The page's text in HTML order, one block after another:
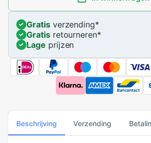
Gratisverzending*
Gratisretourneren*
Lage prijzen
Beschrijving Verzending